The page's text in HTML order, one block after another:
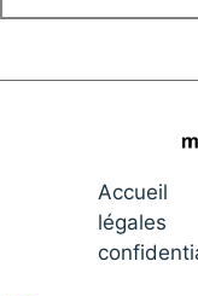
Accueil
légales